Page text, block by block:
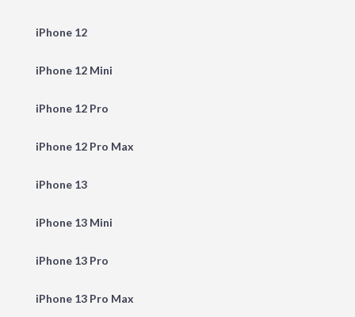
iPhone 12
iPhone 12 Mini
iPhone 12 Pro
iPhone 12 Pro Max
iPhone 13
iPhone 13 Mini
iPhone 13 Pro
iPhone 13 Pro Max